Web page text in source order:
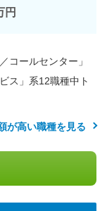
円
コールセンター」
ス」系12職種中ト
が高い職種を見る